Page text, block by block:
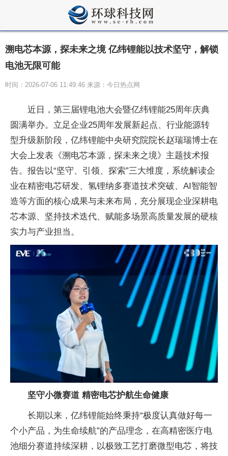
溯电芯本源，探未来之境 亿纬锂能以技术坚守，解锁
电池无限可能
时间：2026-07-06 11:49:46 来源：今日热点网
近日，第三届锂电池大会暨亿纬锂能25周年庆典
圆满举办。立足企业25周年发展新起点、行业能源转
型升级新阶段，亿纬锂能中央研究院院长赵瑞瑞博士在
大会上发表《溯电芯本源，探未来之境》主题技术报
告。报告以“坚守、引领、探索”三大维度，系统解读企
业在精密电芯研发、氢锂纳多赛道技术突破、AI智能智
造等方面的核心成果与未来布局，充分展现企业深耕电
芯本源、坚持技术迭代、赋能多场景高质量发展的硬核
实力与产业担当。
坚守小微赛道 精密电芯护航生命健康
长期以来，亿纬锂能始终秉持“极度认真做好每一
个小产品，为生命续航”的产品理念，在高精密医疗电
池细分赛道持续深耕，以极致工艺打磨微型电芯，将技